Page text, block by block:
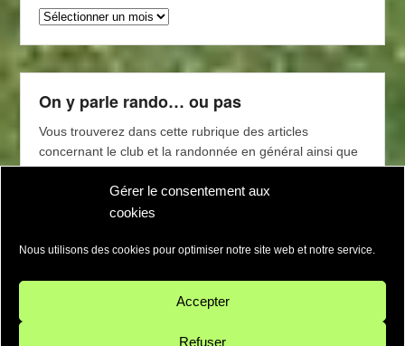
Gérer le consentement aux
cookies
Nous utilisons des cookies pour optimiser notre site web et notre service.
Accepter
Refuser
Archives
articles
On y parle rando… ou pas
Vous trouverez dans cette rubrique des articles
concernant le club et la randonnée en général ainsi que
des conseils de lecture (magasines, livres) proposés par
l’équipe d’animation et les adhérents de l’association.